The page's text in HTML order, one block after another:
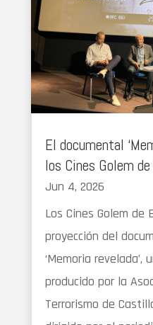
El documental
los Cines Golem
Jun 4, 2026
Los Cines Golem de
proyección del
‘Memoria
producido por la
Terrorismo de